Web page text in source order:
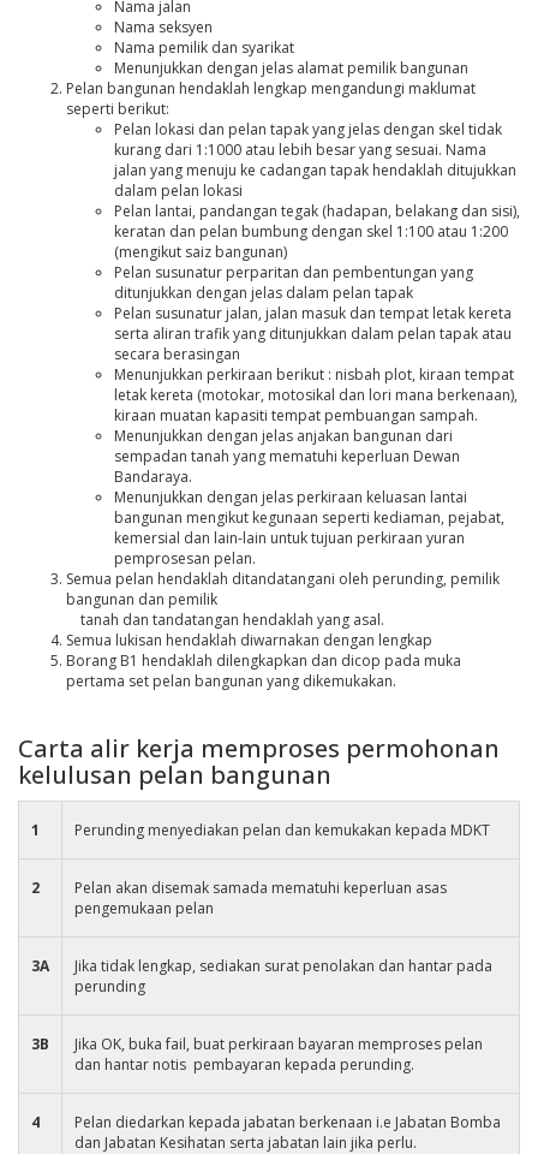
Nama jalan
Nama seksyen
Nama pemilik dan syarikat
Menunjukkan dengan jelas alamat pemilik bangunan
Pelan bangunan hendaklah lengkap mengandungi maklumat
seperti berikut:
Pelan lokasi dan pelan tapak yang jelas dengan skel tidak
kurang dari 1:1000 atau lebih besar yang sesuai. Nama
jalan yang menuju ke cadangan tapak hendaklah ditujukkan
dalam pelan lokasi
Pelan lantai, pandangan tegak (hadapan, belakang dan sisi),
keratan dan pelan bumbung dengan skel 1:100 atau 1:200
(mengikut saiz bangunan)
Pelan susunatur perparitan dan pembentungan yang
ditunjukkan dengan jelas dalam pelan tapak
Pelan susunatur jalan, jalan masuk dan tempat letak kereta
serta aliran trafik yang ditunjukkan dalam pelan tapak atau
secara berasingan
Menunjukkan perkiraan berikut : nisbah plot, kiraan tempat
letak kereta (motokar, motosikal dan lori mana berkenaan),
kiraan muatan kapasiti tempat pembuangan sampah.
Menunjukkan dengan jelas anjakan bangunan dari
sempadan tanah yang mematuhi keperluan Dewan
Bandaraya.
Menunjukkan dengan jelas perkiraan keluasan lantai
bangunan mengikut kegunaan seperti kediaman, pejabat,
kemersial dan lain-lain untuk tujuan perkiraan yuran
pemprosesan pelan.
Semua pelan hendaklah ditandatangani oleh perunding, pemilik
bangunan dan pemilik
tanah dan tandatangan hendaklah yang asal.
Semua lukisan hendaklah diwarnakan dengan lengkap
Borang B1 hendaklah dilengkapkan dan dicop pada muka
pertama set pelan bangunan yang dikemukakan.
Carta alir kerja memproses permohonan
kelulusan pelan bangunan
1 Perunding menyediakan pelan dan kemukakan kepada MDKT
2
Pelan akan disemak samada mematuhi keperluan asas
pengemukaan pelan
3A
Jika tidak lengkap, sediakan surat penolakan dan hantar pada
perunding
3B
Jika OK, buka fail, buat perkiraan bayaran memproses pelan
dan hantar notis pembayaran kepada perunding.
4
Pelan diedarkan kepada jabatan berkenaan i.e Jabatan Bomba
dan Jabatan Kesihatan serta jabatan lain jika perlu.